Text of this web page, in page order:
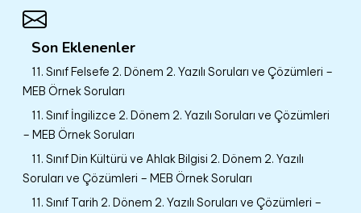
Son Eklenenler
11. Sınıf Felsefe 2. Dönem 2. Yazılı Soruları ve Çözümleri –
MEB Örnek Soruları
11. Sınıf İngilizce 2. Dönem 2. Yazılı Soruları ve Çözümleri
– MEB Örnek Soruları
11. Sınıf Din Kültürü ve Ahlak Bilgisi 2. Dönem 2. Yazılı
Soruları ve Çözümleri – MEB Örnek Soruları
11. Sınıf Tarih 2. Dönem 2. Yazılı Soruları ve Çözümleri –